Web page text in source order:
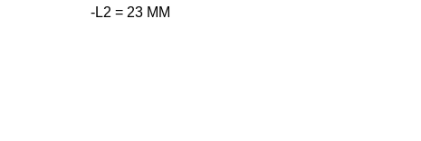
-L2 = 23 MM